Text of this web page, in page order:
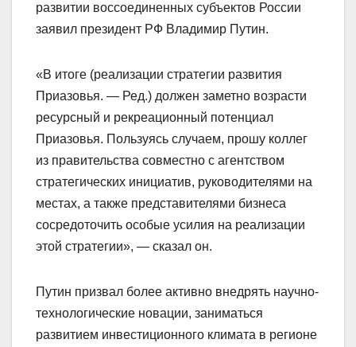
развитии воссоединенных субъектов России
заявил президент РФ Владимир Путин.
«В итоге (реализации стратегии развития
Приазовья. — Ред.) должен заметно возрасти
ресурсный и рекреационный потенциал
Приазовья. Пользуясь случаем, прошу коллег
из правительства совместно с агентством
стратегических инициатив, руководителями на
местах, а также представителями бизнеса
сосредоточить особые усилия на реализации
этой стратегии», — сказал он.
Путин призвал более активно внедрять научно-
технологические новации, заниматься
развитием инвестиционного климата в регионе